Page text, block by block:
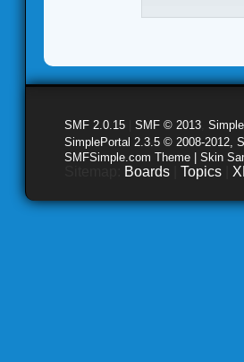
SMF 2.0.15 SMF © 2013
SimplePortal 2.3.5 © 2008-2012,
SMFSimple.com Theme | Skin
Boards Topics